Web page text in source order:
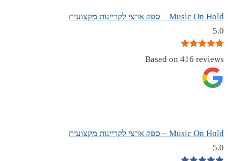
Music On Hold – ספק ארצי לקריינות מקצועית
5.0
Based on 416 reviews
Music On Hold – ספק ארצי לקריינות מקצועית
5.0